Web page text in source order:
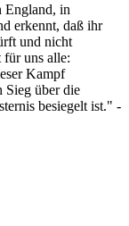
in
erkennt, daß ihr
und nicht
uns alle:
Kampf
Sieg über die
besiegelt ist." -